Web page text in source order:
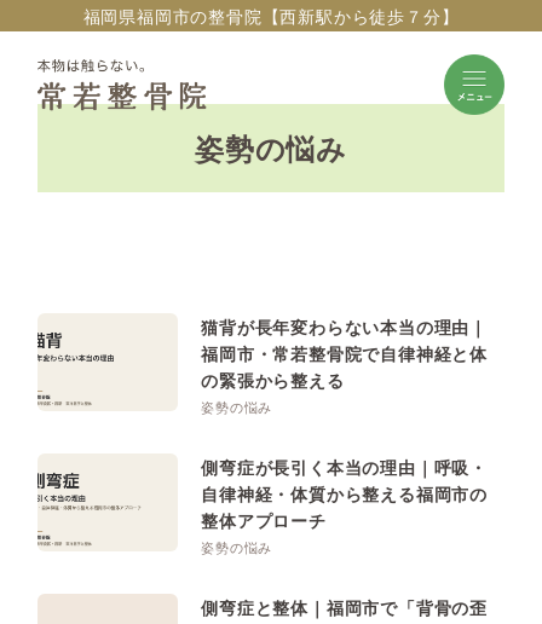
福岡県福岡市の整骨院【西新駅から徒歩７分】
姿勢の悩み
猫背が長年変わらない本当の理由｜
福岡市・常若整骨院で自律神経と体
の緊張から整える
姿勢の悩み
側弯症が長引く本当の理由｜呼吸・
自律神経・体質から整える福岡市の
整体アプローチ
姿勢の悩み
側弯症と整体｜福岡市で「背骨の歪